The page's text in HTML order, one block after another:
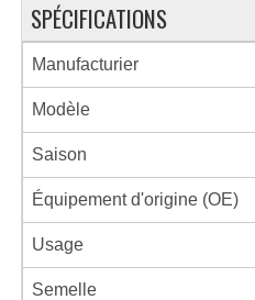
SPÉCIFICATIONS
Manufacturier
Modèle
Saison
Équipement d'origine (OE)
Usage
Semelle